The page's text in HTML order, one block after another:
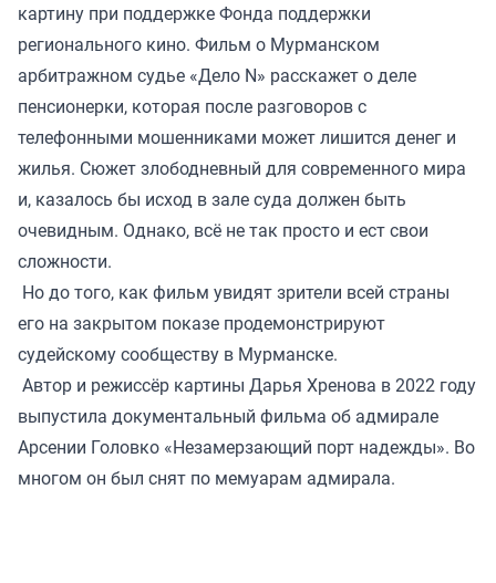
картину при поддержке Фонда поддержки
регионального кино. Фильм о Мурманском
арбитражном судье «Дело N» расскажет о деле
пенсионерки, которая после разговоров с
телефонными мошенниками может лишится денег и
жилья. Сюжет злободневный для современного мира
и, казалось бы исход в зале суда должен быть
очевидным. Однако, всё не так просто и ест свои
сложности.
Но до того, как фильм увидят зрители всей страны
его на закрытом показе продемонстрируют
судейскому сообществу в Мурманске.
Автор и режиссёр картины Дарья Хренова в 2022 году
выпустила документальный фильма об адмирале
Арсении Головко «Незамерзающий порт надежды». Во
многом он был снят по мемуарам адмирала.